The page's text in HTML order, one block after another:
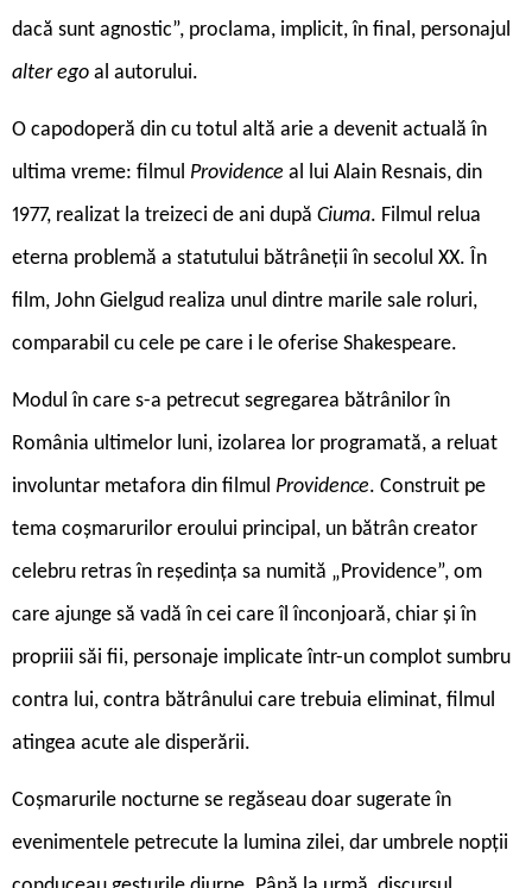
dacă sunt agnostic”, proclama, implicit, în final, personajul
alter ego al autorului.
O capodoperă din cu totul altă arie a devenit actuală în
ultima vreme: filmul Providence al lui Alain Resnais, din
1977, realizat la treizeci de ani după Ciuma. Filmul relua
eterna problemă a statutului bătrâneții în secolul XX. În
film, John Gielgud realiza unul dintre marile sale roluri,
comparabil cu cele pe care i le oferise Shakespeare.
Modul în care s-a petrecut segregarea bătrânilor în
România ultimelor luni, izolarea lor programată, a reluat
involuntar metafora din filmul Providence. Construit pe
tema coșmarurilor eroului principal, un bătrân creator
celebru retras în reședința sa numită „Providence”, om
care ajunge să vadă în cei care îl înconjoară, chiar și în
propriii săi fii, personaje implicate într-un complot sumbru
contra lui, contra bătrânului care trebuia eliminat, filmul
atingea acute ale disperării.
Coșmarurile nocturne se regăseau doar sugerate în
evenimentele petrecute la lumina zilei, dar umbrele nopții